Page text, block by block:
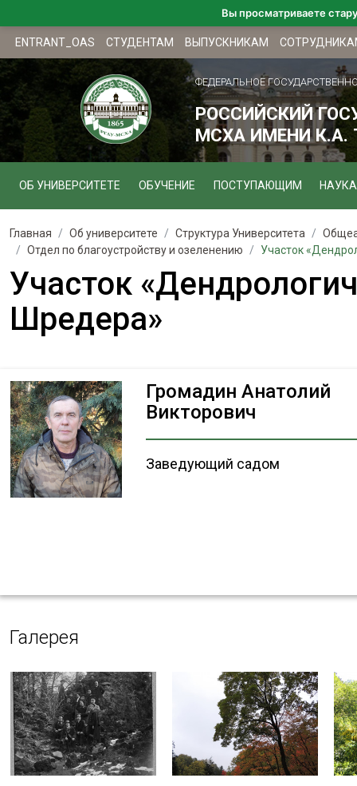
ENTRANT_OAS СТУДЕНТАМ ВЫПУСКНИКАМ
ФЕДЕРАЛЬНОЕ
РОССИЙСКИЙ
МСХА ИМЕНИ К.А.
ОБ УНИВЕРСИТЕТЕ ОБУЧЕНИЕ ПОСТУПАЮЩИМ
Главная Об университете Структура Университета
Отдел по благоустройству и озеленению
Участок
Участок
Шредера»
Громадин Анатолий
Викторович
Заведующий садом
Галерея
Вы просматриваете